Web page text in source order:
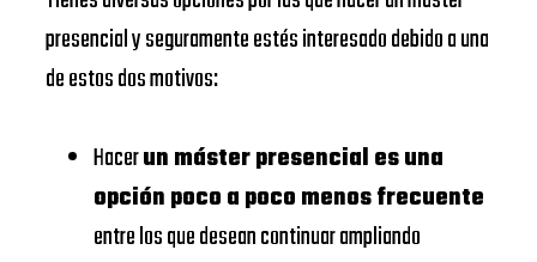
Universitat
de Barcelona
https://www.ub.edu/
EAE
Business
School
https://www.eae.es/
SCHOOL
BUSINESS
SCHOOL
presencial y seguramente estés interesado debido a una
de estos dos motivos:
Hacerun máster presencial es una
opción poco a poco menos frecuente
entre los que desean continuar ampliando